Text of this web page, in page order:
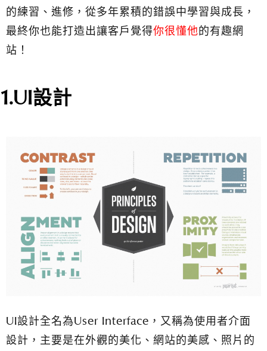
的練習、進修，從多年累積的錯誤中學習與成長，
最終你也能打造出讓客戶覺得你很懂他的有趣網
站！
1.UI設計
UI設計全名為User Interface，又稱為使用者介面
設計，主要是在外觀的美化、網站的美感、照片的